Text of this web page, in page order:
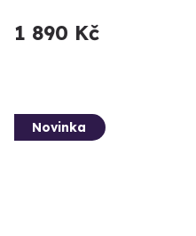
1 890 Kč
Novinka